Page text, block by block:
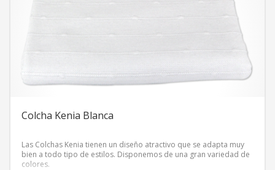
Colcha Kenia Blanca
Las Colchas Kenia tienen un diseño atractivo que se adapta muy
bien a todo tipo de estilos. Disponemos de una gran variedad de
colores.